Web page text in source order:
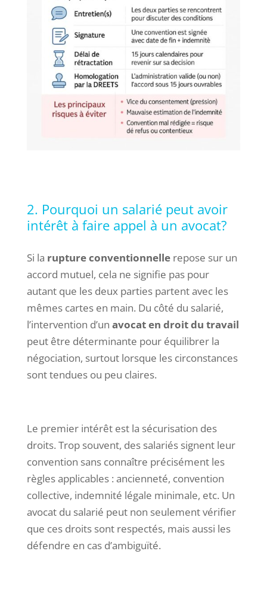
2. Pourquoi un salarié peut avoir
intérêt à faire appel à un avocat?
Si la rupture conventionnellerepose sur un
accord mutuel, cela ne signifie pas pour
autant que les deux parties partent avec les
mêmes cartes en main. Du côté du salarié,
l’intervention d’un avocaten droit du travail
peut être déterminante pour équilibrer la
négociation, surtout lorsque les circonstances
sont tendues ou peu claires.
Le premier intérêt est la sécurisation des
droits. Trop souvent, des salariés signent leur
convention sans connaître précisément les
règles applicables : ancienneté, convention
collective, indemnité légale minimale, etc. Un
avocat du salarié peut non seulement vérifier
que ces droits sont respectés, mais aussi les
défendre en cas d’ambiguïté.